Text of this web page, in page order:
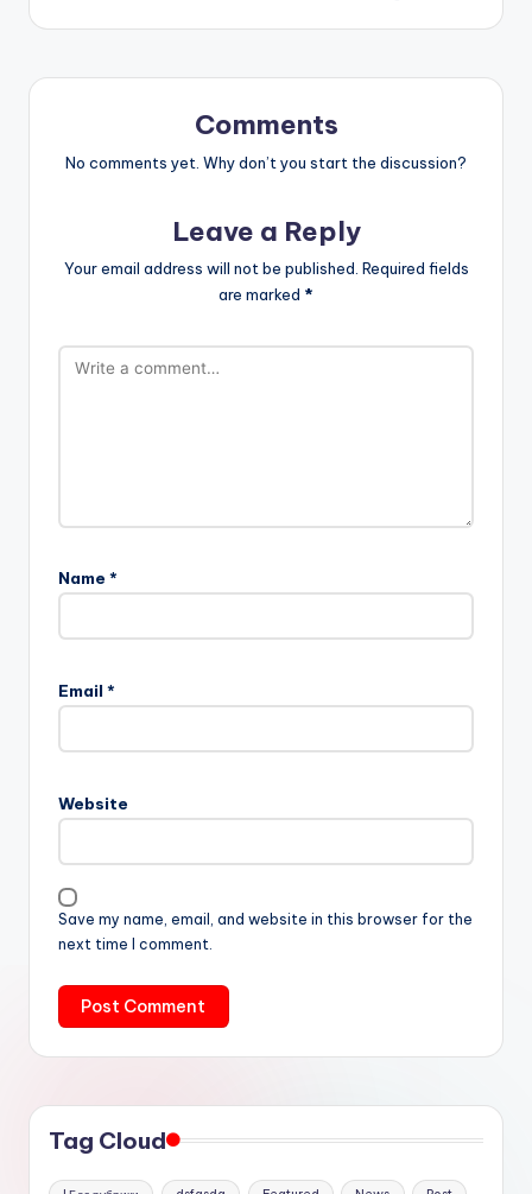
Comments
No comments yet. Why don’t you start the discussion?
Leave a Reply
Your email address will not be published. Required fields
are marked *
Name *
Email *
Website
Save my name, email, and website in this browser for the
next time I comment.
Tag Cloud